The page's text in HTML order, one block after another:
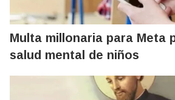
Multa millonaria para Meta
salud mental de niños